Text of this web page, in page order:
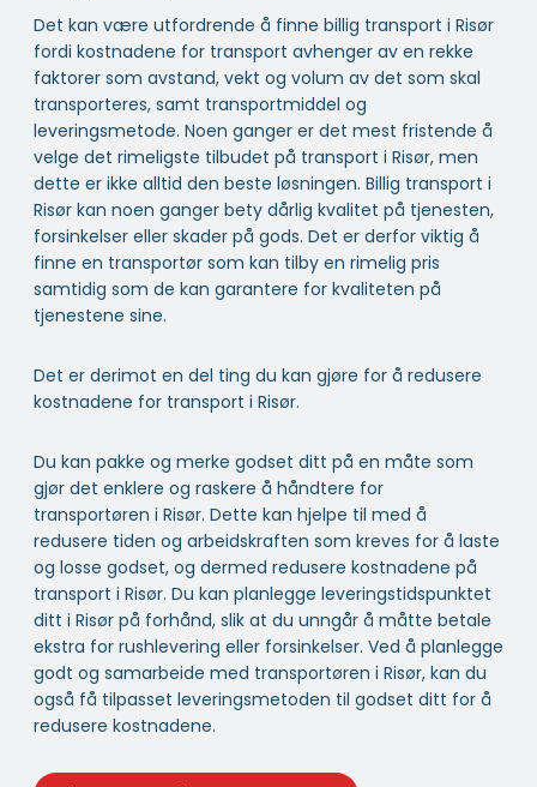
Det kan være utfordrende å finne billig transport i Risør
fordi kostnadene for transport avhenger av en rekke
faktorer som avstand, vekt og volum av det som skal
transporteres, samt transportmiddel og
leveringsmetode. Noen ganger er det mest fristende å
velge det rimeligste tilbudet på transport i Risør, men
dette er ikke alltid den beste løsningen. Billig transport i
Risør kan noen ganger bety dårlig kvalitet på tjenesten,
forsinkelser eller skader på gods. Det er derfor viktig å
finne en transportør som kan tilby en rimelig pris
samtidig som de kan garantere for kvaliteten på
tjenestene sine.
Det er derimot en del ting du kan gjøre for å redusere
kostnadene for transport i Risør.
Du kan pakke og merke godset ditt på en måte som
gjør det enklere og raskere å håndtere for
transportøren i Risør. Dette kan hjelpe til med å
redusere tiden og arbeidskraften som kreves for å laste
og losse godset, og dermed redusere kostnadene på
transport i Risør. Du kan planlegge leveringstidspunktet
ditt i Risør på forhånd, slik at du unngår å måtte betale
ekstra for rushlevering eller forsinkelser. Ved å planlegge
godt og samarbeide med transportøren i Risør, kan du
også få tilpasset leveringsmetoden til godset ditt for å
redusere kostnadene.